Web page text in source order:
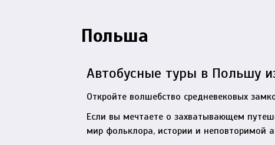
Польша
Автобусные туры в Польшу
Откройте волшебство средневековых
Если вы мечтаете о захватывающем
мир фольклора, истории и неповторимой